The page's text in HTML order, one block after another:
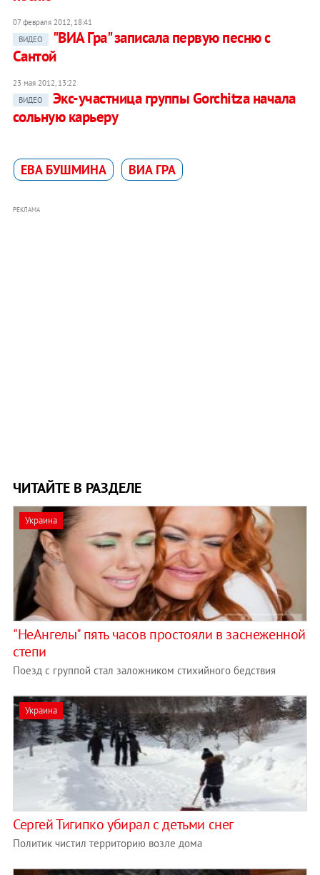
07 февраля 2012, 18:41
ВИДЕО
"ВИА Гра" записала первую песню с
Сантой
23 мая 2012, 13:22
ВИДЕО
Экс-участница группы Gorchitza начала
сольную карьеру
ЕВА БУШМИНА ВИА ГРА
РЕКЛАМА
ЧИТАЙТЕ В РАЗДЕЛЕ
Украина
"НеАнгелы" пять часов простояли в заснеженной
степи
Поезд с группой стал заложником стихийного бедствия
Украина
Сергей Тигипко убирал с детьми снег
Политик чистил территорию возле дома